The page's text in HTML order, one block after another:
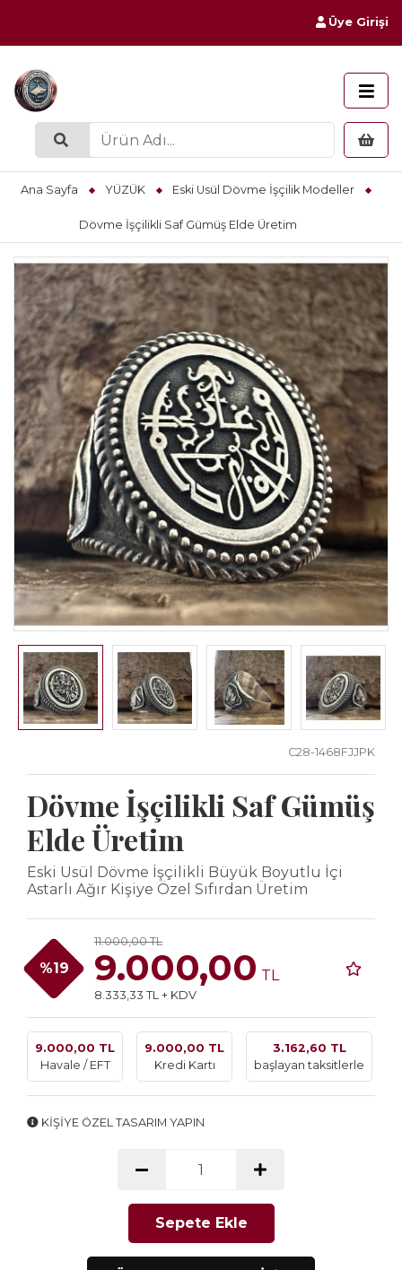
Üye Girişi
Ana Sayfa YÜZÜK Eski Usül Dövme İşçilik Modeller
Dövme İşçilikli Saf Gümüş Elde Üretim
C28-1468FJJPK
Dövme İşçilikli Saf Gümüş
Elde Üretim
Eski Usül Dövme İşçilikli Büyük Boyutlu İçi
Astarlı Ağır Kişiye Özel Sıfırdan Üretim
%19
11.000,00 TL
9.000,00 TL
8.333,33 TL + KDV
9.000,00 TL
Havale / EFT
9.000,00 TL
Kredi Kartı
3.162,60 TL
başlayan taksitlerle
KİŞİYE ÖZEL TASARIM YAPIN
Sepete Ekle